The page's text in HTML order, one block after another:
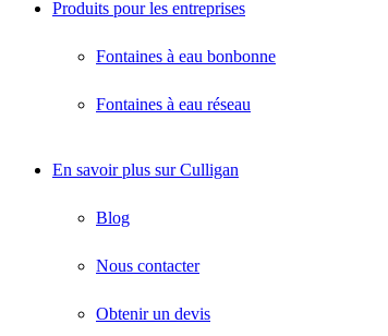
Produits pour les entreprises
Fontaines à eau bonbonne
Fontaines à eau réseau
En savoir plus sur Culligan
Blog
Nous contacter
Obtenir un devis